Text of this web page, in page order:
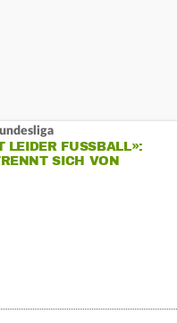
LEIDER FUSSBALL»: M
SICH VON H